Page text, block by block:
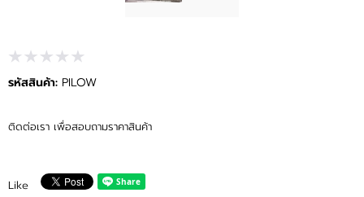
รหัสสินค้า: PILOW
ติดต่อเรา เพื่อสอบถามราคาสินค้า
Like